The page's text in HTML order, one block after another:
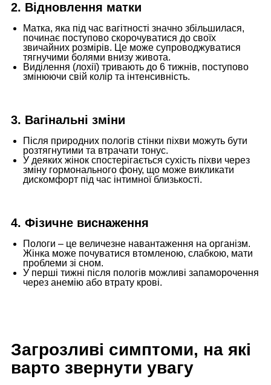
2. Відновлення матки
Матка, яка під час вагітності значно збільшилася,
починає поступово скорочуватися до своїх
звичайних розмірів. Це може супроводжуватися
тягнучими болями внизу живота.
Виділення (лохії) тривають до 6 тижнів, поступово
змінюючи свій колір та інтенсивність.
3. Вагінальні зміни
Після природних пологів стінки піхви можуть бути
розтягнутими та втрачати тонус.
У деяких жінок спостерігається сухість піхви через
зміну гормонального фону, що може викликати
дискомфорт під час інтимної близькості.
4. Фізичне виснаження
Пологи – це величезне навантаження на організм.
Жінка може почуватися втомленою, слабкою, мати
проблеми зі сном.
У перші тижні після пологів можливі запаморочення
через анемію або втрату крові.
Загрозливі симптоми, на які
варто звернути увагу